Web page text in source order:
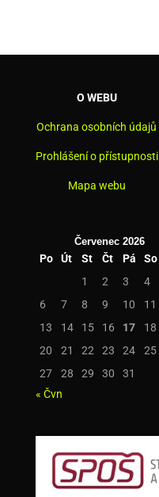
O WEBU
Ochrana osobních údajů
Prohlášení o přístupnosti
Mapa webu
Červenec 2026
Po Út St Čt Pá So
1
2 3 4
6
7 8 9 10 11
13
14 15 16 17 18
20
21 22 23 24 25
27
28 29 30
31
« Čvn